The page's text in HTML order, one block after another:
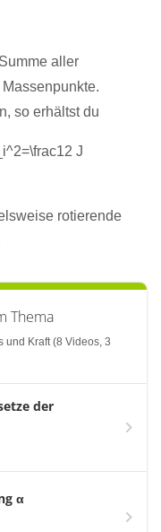
aller
so erhältst du
J
rotierende
Thema
und Kraft (8 Videos, 3
der
α